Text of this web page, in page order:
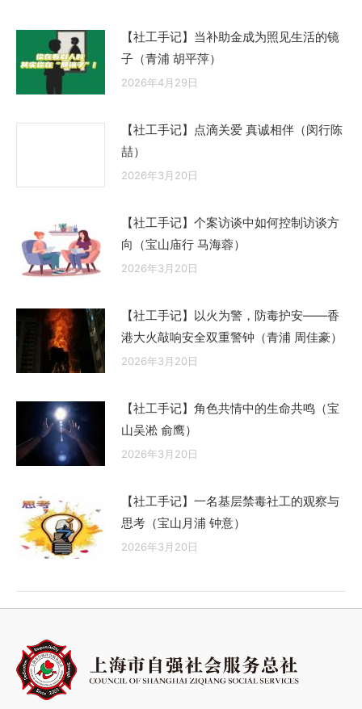
【社工手记】当补助金成为照见生活的镜
子（青浦 胡平萍）
2026年4月29日
【社工手记】点滴关爱 真诚相伴（闵行陈
喆）
2026年3月20日
【社工手记】个案访谈中如何控制访谈方
向（宝山庙行 马海蓉）
2026年3月20日
【社工手记】以火为警，防毒护安——香
港大火敲响安全双重警钟（青浦 周佳豪）
2026年3月20日
【社工手记】角色共情中的生命共鸣（宝
山吴淞 俞鹰）
2026年3月20日
【社工手记】一名基层禁毒社工的观察与
思考（宝山月浦 钟意）
2026年3月20日